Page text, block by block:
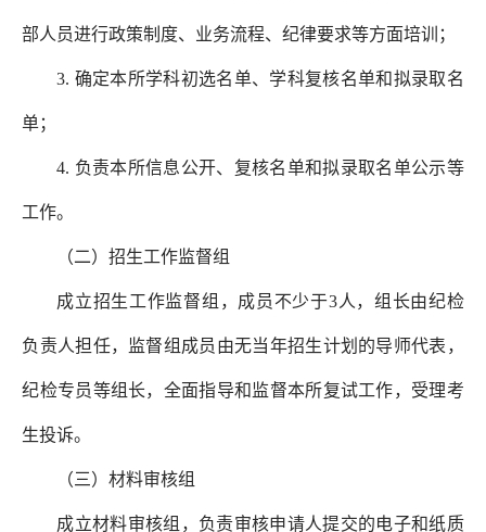
部人员进行政策制度、业务流程、纪律要求等方面培训；
3. 确定本所学科初选名单、学科复核名单和拟录取名
单；
4. 负责本所信息公开、复核名单和拟录取名单公示等
工作。
（二）招生工作监督组
成立招生工作监督组，成员不少于3人，组长由纪检
负责人担任，监督组成员由无当年招生计划的导师代表，
纪检专员等组长，全面指导和监督本所复试工作，受理考
生投诉。
（三）材料审核组
成立材料审核组，负责审核申请人提交的电子和纸质